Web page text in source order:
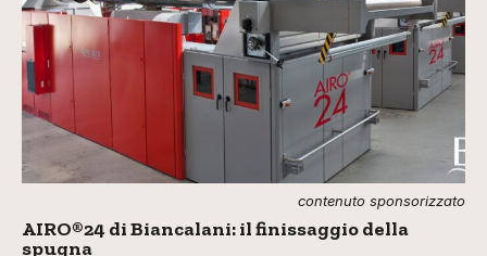
contenuto sponsorizzato
AIRO®24 di Biancalani: il finissaggio della
spugna